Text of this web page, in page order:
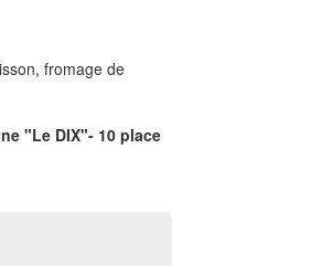
fromage de
"Le DIX"- 10 place